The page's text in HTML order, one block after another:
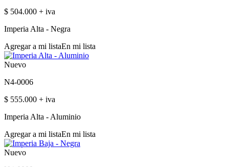
$ 504.000 + iva
Imperia Alta - Negra
Agregar a mi listaEn mi lista
Nuevo
N4-0006
$ 555.000 + iva
Imperia Alta - Aluminio
Agregar a mi listaEn mi lista
Nuevo